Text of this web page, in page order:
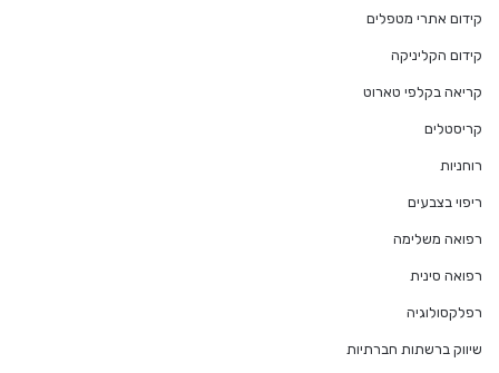
קידום אתרי מטפלים
קידום הקליניקה
קריאה בקלפי טארוט
קריסטלים
רוחניות
ריפוי בצבעים
רפואה משלימה
רפואה סינית
רפלקסולוגיה
שיווק ברשתות חברתיות